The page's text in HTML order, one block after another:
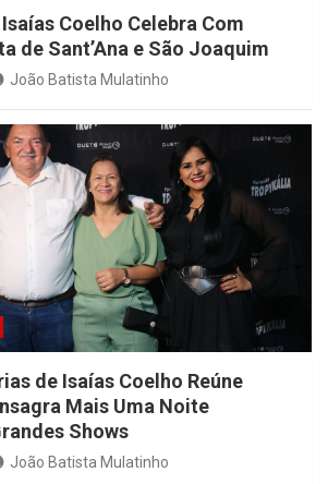
Coelho Celebra Com
de Sant’Ana e São Joaquim
João Batista Mulatinho
de Isaías Coelho Reúne
Mais Uma Noite
Shows
João Batista Mulatinho